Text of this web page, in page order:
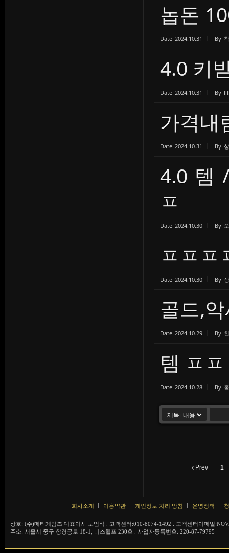
놉돈
Date 2024.10.31 By
4.0 키
Date 2024.10.31 By
가격내
Date 2024.10.31 By
4.0 템
ㅍ
Date 2024.10.30 By
ㅍㅍㅍ
Date 2024.10.30 By
골드,
Date 2024.10.29 By
템 ㅍ
Date 2024.10.28 By
Prev 1
회사소개 이용약관 개인정보 처리 방침 운영정책
상호: (주)메타게임즈 대표이사 노범석 . 고객센터:010-8074-1492 . 고객센터이메일
주소: 서울시 중구 창경궁로 18-1, 비즈헬프 230호 . 사업자등록번호: 220-87-79795